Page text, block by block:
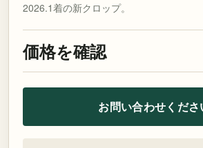
2026.1着の新クロップ。
価格を確認
お問い合わせくださ